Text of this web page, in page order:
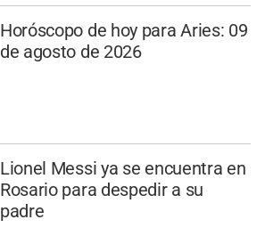
Horóscopo de hoy para Aries: 09
de agosto de 2026
Lionel Messi ya se encuentra en
Rosario para despedir a su
padre